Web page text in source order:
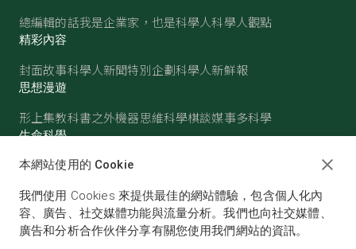
總編輯的話我是企業家，也是科學人科學人觀點
精彩內容
封面故事科學人新聞特別企劃科學人新鮮報
思想漫遊
形上集教科書之外機器思維科學棋談媒事多科學
生命科學
醫學古生物心理學生態學
物理 化學地球科學天文
本網站使用的 Cookie
我們使用 Cookies 來提供最佳的網站體驗，包含個人化內
容、廣告、社交媒體功能與流量分析。我們也向社交媒體、
廣告和分析合作伙伴分享有關您使用我們網站的資訊。